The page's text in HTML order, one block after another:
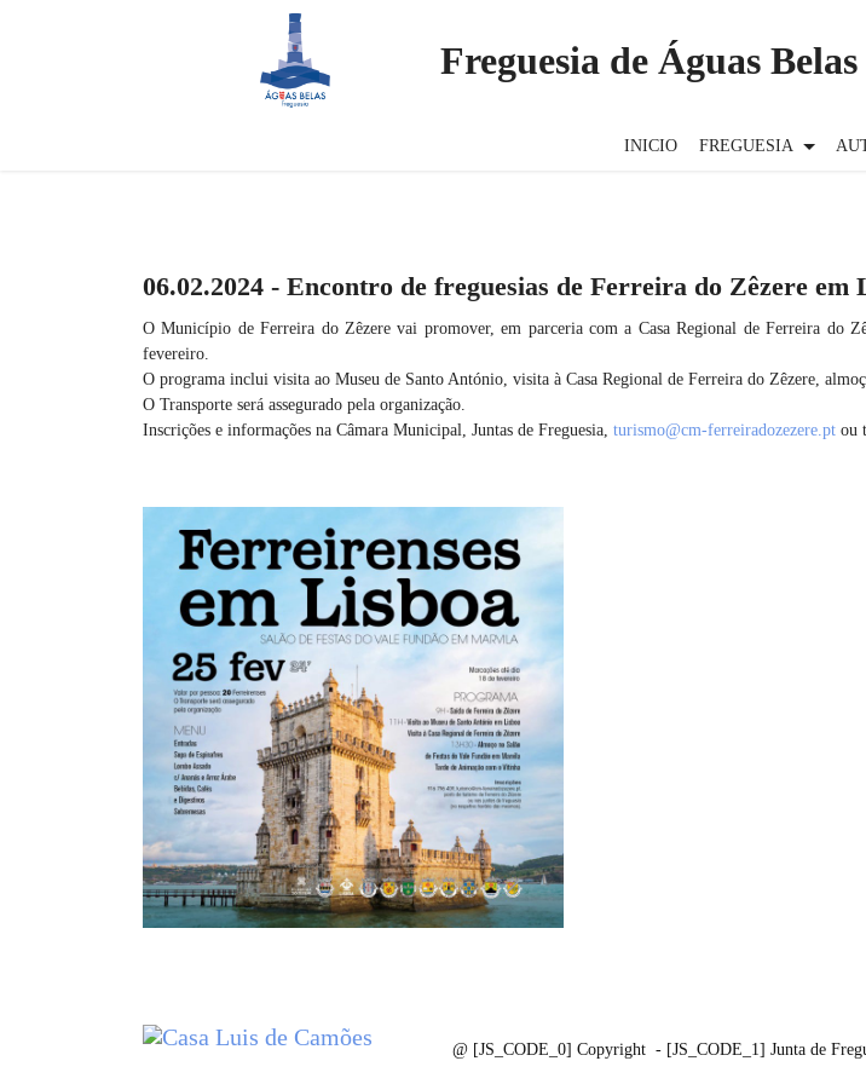
Freguesia de Águas Belas
INICIO FREGUESIA
06.02.2024 - Encontro de freguesias de Ferreira do Zêzere em
O Município de Ferreira do Zêzere vai promover, em parceria com a Casa Regional de Ferreira do
fevereiro.
O programa inclui visita ao Museu de Santo António, visita à Casa Regional de Ferreira do Zêzere,
O Transporte será assegurado pela organização.
Inscrições e informações na Câmara Municipal, Juntas de Freguesia, turismo@cm-ferreiradozezere.pt ou
@ [JS_CODE_0] Copyright - [JS_CODE_1] Junta de